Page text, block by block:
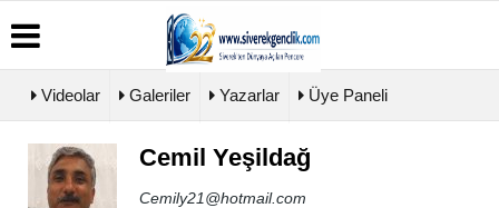
Üye
Paneli
Yazarları
Videolar Galeriler Yazarlar Üye Paneli
Cemil Yeşildağ
Cemily21@hotmail.com